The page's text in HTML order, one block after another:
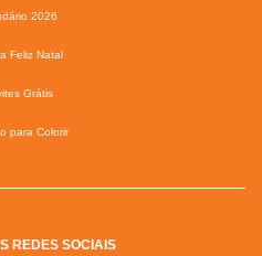
2026
Feliz Natal
Grátis
para Colorir
REDES SOCIAIS